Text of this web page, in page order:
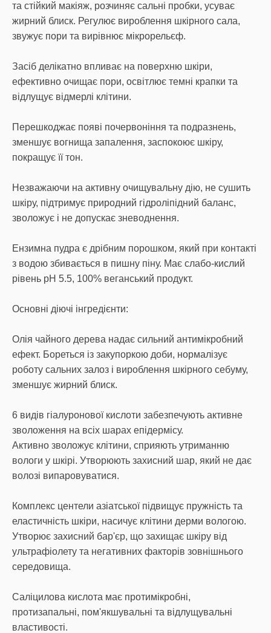
та стійкий макіяж, розчиняє сальні пробки, усуває
жирний блиск. Регулює вироблення шкірного сала,
звужує пори та вирівнює мікрорельєф.
Засіб делікатно впливає на поверхню шкіри,
ефективно очищає пори, освітлює темні крапки та
відлущує відмерлі клітини.
Перешкоджає появі почервоніння та подразнень,
зменшує вогнища запалення, заспокоює шкіру,
покращує її тон.
Незважаючи на активну очищувальну дію, не сушить
шкіру, підтримує природний гідроліпідний баланс,
зволожує і не допускає зневоднення.
Ензимна пудра є дрібним порошком, який при контакті
з водою збивається в пишну піну. Має слабо-кислий
рівень pH 5.5, 100% веганський продукт.
Основні діючі інгредієнти:
Олія чайного дерева надає сильний антимікробний
ефект. Бореться із закупоркою доби, нормалізує
роботу сальних залоз і вироблення шкірного себуму,
зменшує жирний блиск.
6 видів гіалуронової кислоти забезпечують активне
зволоження на всіх шарах епідермісу.
Активно зволожує клітини, сприяють утриманню
вологи у шкірі. Утворюють захисний шар, який не дає
волозі випаровуватися.
Комплекс центели азіатської підвищує пружність та
еластичність шкіри, насичує клітини дерми вологою.
Утворює захисний бар'єр, що захищає шкіру від
ультрафіолету та негативних факторів зовнішнього
середовища.
Саліцилова кислота має протимікробні,
протизапальні, пом'якшувальні та відлущувальні
властивості.